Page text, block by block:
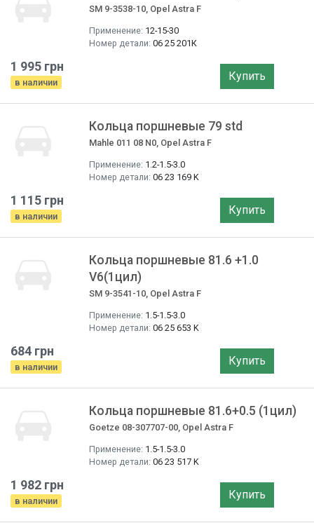
SM 9-3538-10, Opel Astra F
Применение: 12-15-30
Номер детали: 06 25 201К
1 995 грн
в наличии Купить
Кольца поршневые 79 std
Mahle 011 08 N0, Opel Astra F
Применение: 1.2-1.5-3.0
Номер детали: 06 23 169 K
1 115 грн
в наличии Купить
Кольца поршневые 81.6 +1.0
V6(1цил)
SM 9-3541-10, Opel Astra F
Применение: 1.5-1.5-3.0
Номер детали: 06 25 653 K
684 грн
в наличии Купить
Кольца поршневые 81.6+0.5 (1цил)
Goetze 08-307707-00, Opel Astra F
Применение: 1.5-1.5-3.0
Номер детали: 06 23 517 K
1 982 грн
в наличии Купить